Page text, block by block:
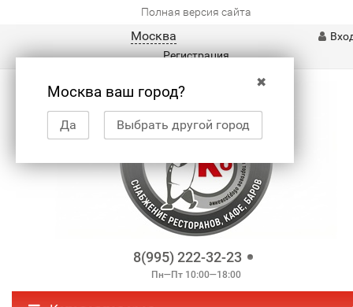
Полная версия сайта
Москва
✖
Москва ваш город?
Да Выбрать другой город
Регистрация
8(995) 222-32-23
Пн—Пт 10:00—18:00